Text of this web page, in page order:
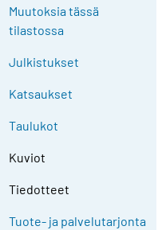
Muutoksia tässä
tilastossa
Julkistukset
Katsaukset
Taulukot
Kuviot
Tiedotteet
Tuote- ja palvelutarjonta